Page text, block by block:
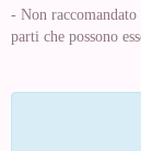
- Non
parti che possono